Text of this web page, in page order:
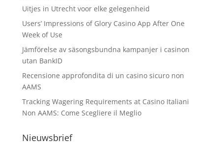
Uitjes in Utrecht voor elke gelegenheid
Users’ Impressions of Glory Casino App After One
Week of Use
Jämförelse av säsongsbundna kampanjer i casinon
utan BankID
Recensione approfondita di un casino sicuro non
AAMS
Tracking Wagering Requirements at Casino Italiani
Non AAMS: Come Scegliere il Meglio
Nieuwsbrief